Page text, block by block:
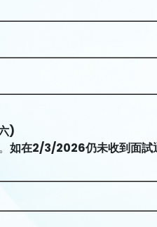
)
如在2/3/2026仍未收到面試